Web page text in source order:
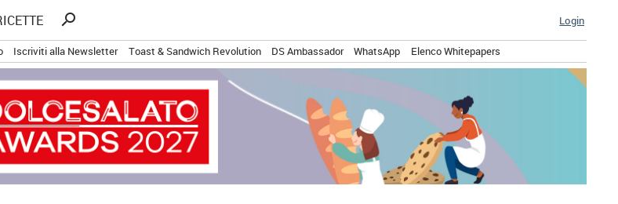
Ricerca
search Login
Iscriviti alla Newsletter Toast & Sandwich Revolution DS Ambassador WhatsApp Elenco Whitepapers